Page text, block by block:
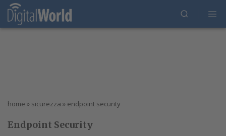
home » sicurezza » endpoint security
Endpoint Security